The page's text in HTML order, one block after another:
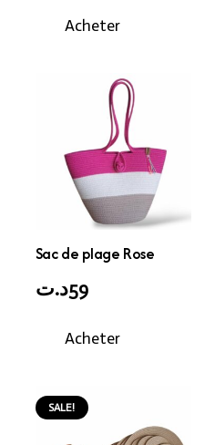
Acheter
Sac de plage Rose
59د.ت
Acheter
SALE!